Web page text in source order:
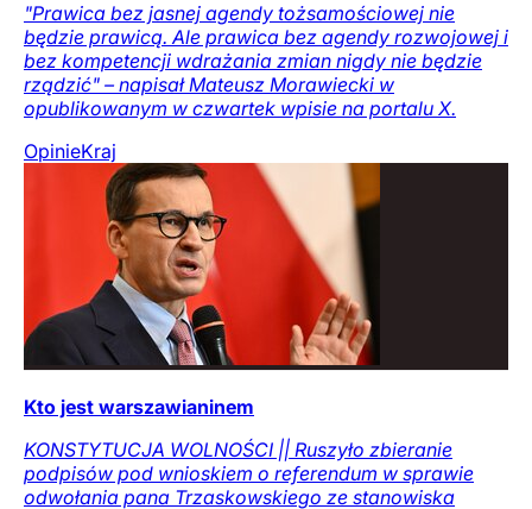
"Prawica bez jasnej agendy tożsamościowej nie
będzie prawicą. Ale prawica bez agendy rozwojowej i
bez kompetencji wdrażania zmian nigdy nie będzie
rządzić" – napisał Mateusz Morawiecki w
opublikowanym w czwartek wpisie na portalu X.
OpinieKraj
Kto jest warszawianinem
KONSTYTUCJA WOLNOŚCI || Ruszyło zbieranie
podpisów pod wnioskiem o referendum w sprawie
odwołania pana Trzaskowskiego ze stanowiska